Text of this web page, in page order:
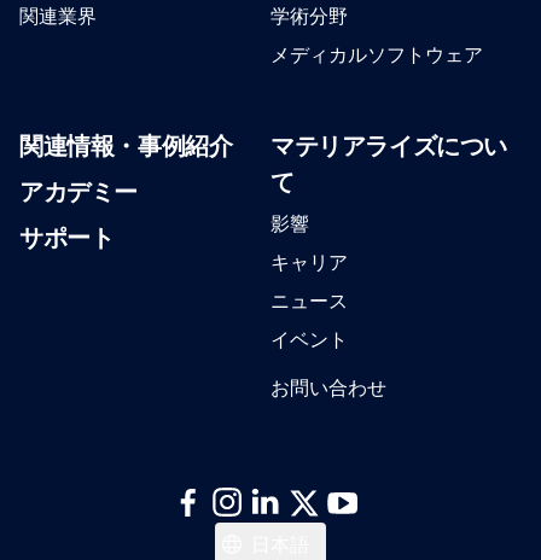
関連業界
学術分野
メディカルソフトウェア
関連情報・事例紹介
アカデミー
サポート
マテリアライズについ
て
影響
キャリア
ニュース
イベント
お問い合わせ